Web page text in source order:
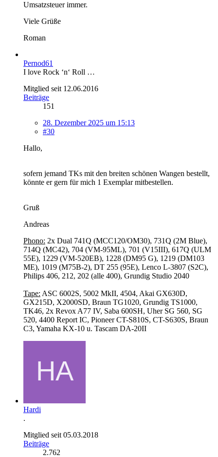
Umsatzsteuer immer.
Viele Grüße
Roman
Pernod61
I love Rock ‘n‘ Roll …
Mitglied seit 12.06.2016
Beiträge
151
28. Dezember 2025 um 15:13
#30
Hallo,
sofern jemand TKs mit den breiten schönen Wangen bestellt,
könnte er gern für mich 1 Exemplar mitbestellen.
Gruß
Andreas
Phono: 2x Dual 741Q (MCC120/OM30), 731Q (2M Blue),
714Q (MC42), 704 (VM-95ML), 701 (V15III), 617Q (ULM
55E), 1229 (VM-520EB), 1228 (DM95 G), 1219 (DM103
ME), 1019 (M75B-2), DT 255 (95E), Lenco L-3807 (S2C),
Philips 406, 212, 202 (alle 400), Grundig Studio 2040
Tape: ASC 6002S, 5002 MkII, 4504, Akai GX630D,
GX215D, X2000SD, Braun TG1020, Grundig TS1000,
TK46, 2x Revox A77 IV, Saba 600SH, Uher SG 560, SG
520, 4400 Report IC, Pioneer CT-S810S, CT-S630S, Braun
C3, Yamaha KX-10 u. Tascam DA-20II
Hardi
.
Mitglied seit 05.03.2018
Beiträge
2.762